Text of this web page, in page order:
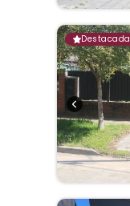
Destacada